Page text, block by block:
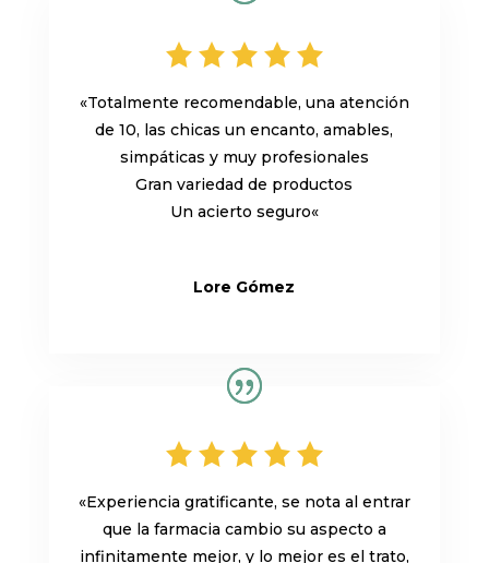
«Totalmente recomendable, una atención
de 10, las chicas un encanto, amables,
simpáticas y muy profesionales
Gran variedad de productos
Un acierto seguro«
Lore Gómez
«Experiencia gratificante, se nota al entrar
que la farmacia cambio su aspecto a
infinitamente mejor, y lo mejor es el trato,